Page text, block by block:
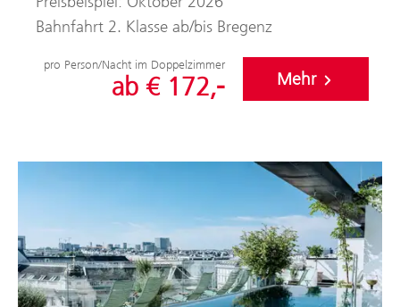
Bahnfahrt 2. Klasse ab/bis Bregenz
pro Person/Nacht im Doppelzimmer
ab € 172,- Mehr